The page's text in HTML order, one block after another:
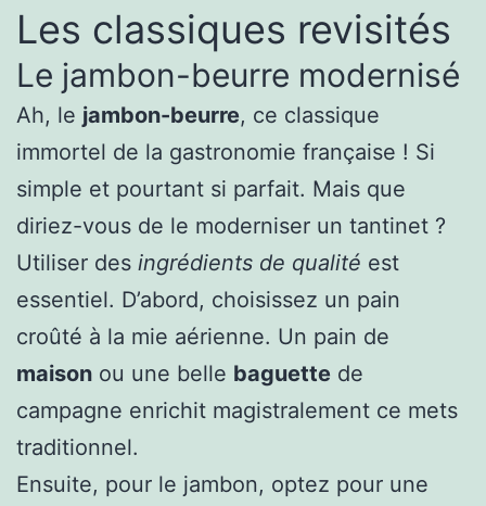
Les classiques revisités
Le jambon-beurre modernisé
Ah, le jambon-beurre, ce classique
immortel de la gastronomie française ! Si
simple et pourtant si parfait. Mais que
diriez-vous de le moderniser un tantinet ?
Utiliser des ingrédients de qualité est
essentiel. D’abord, choisissez un pain
croûté à la mie aérienne. Un pain de
maison ou une belle baguette de
campagne enrichit magistralement ce mets
traditionnel.
Ensuite, pour le jambon, optez pour une